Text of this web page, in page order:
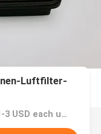
Luftfilter-
Preis：1-3 USD each unit